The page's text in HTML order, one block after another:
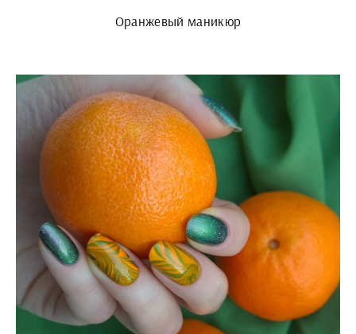
Оранжевый маникюр